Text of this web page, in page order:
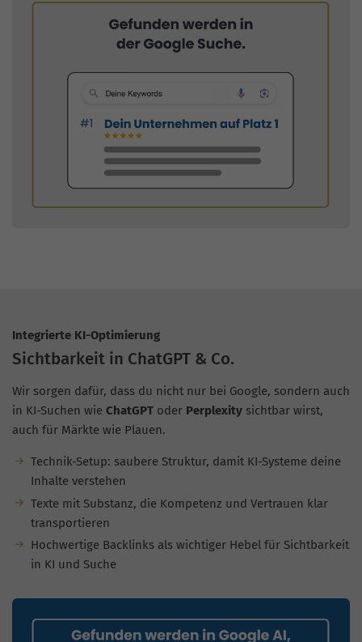
Integrierte KI-Optimierung
Sichtbarkeit in ChatGPT & Co.
Wir sorgen dafür, dass du nicht nur bei Google, sondern auch
in KI-Suchen wie ChatGPT oder Perplexity sichtbar wirst,
auch für Märkte wie Plauen.
Technik-Setup: saubere Struktur, damit KI-Systeme deine
Inhalte verstehen
Texte mit Substanz, die Kompetenz und Vertrauen klar
transportieren
Hochwertige Backlinks als wichtiger Hebel für Sichtbarkeit
in KI und Suche